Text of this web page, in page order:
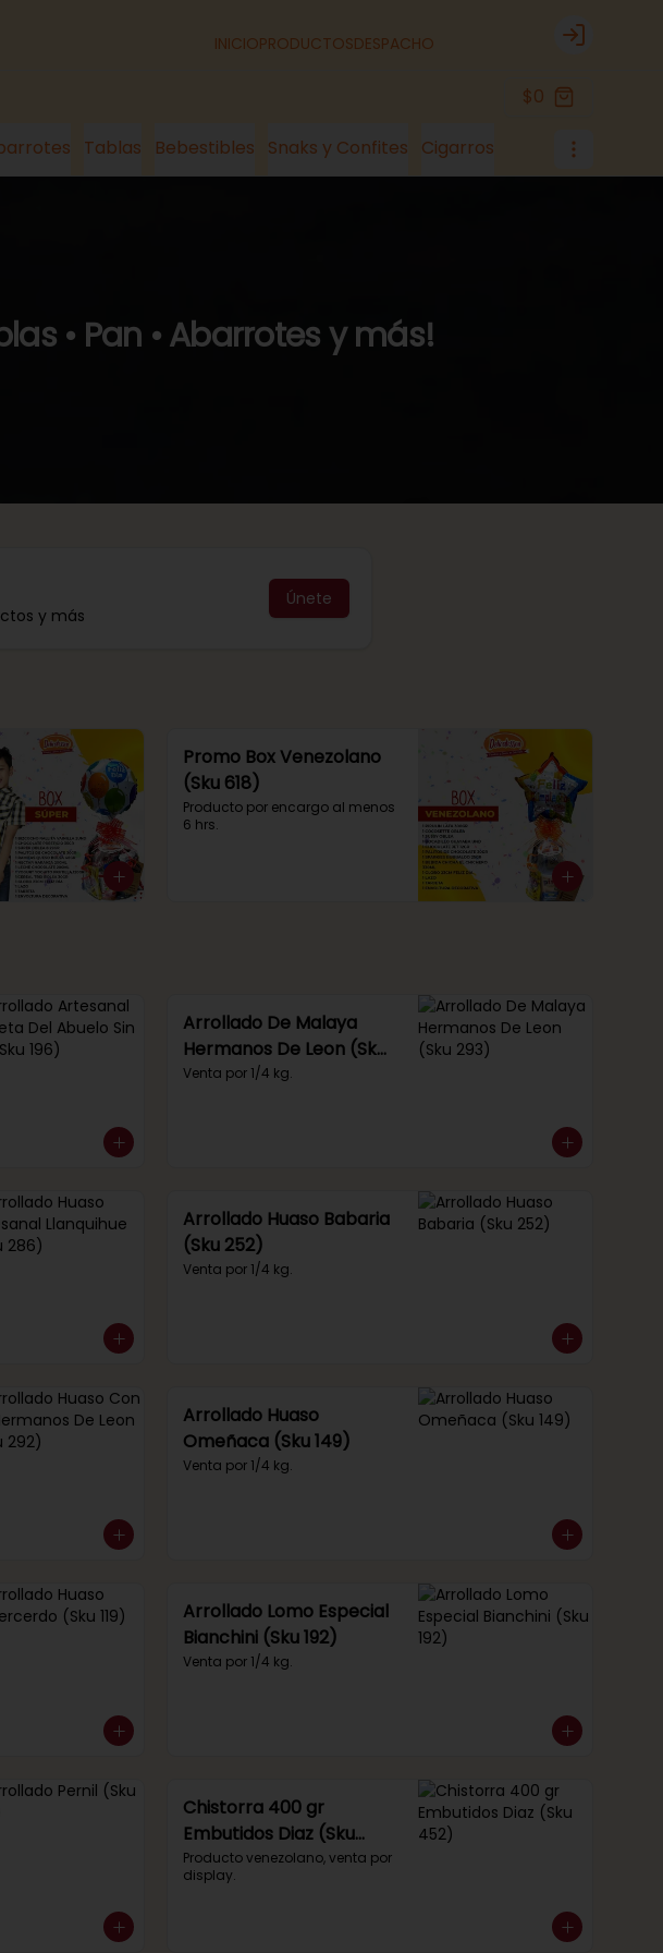
INICIOPRODUCTOSDESPACHO Login
$0
Tablas Bebestibles Snaks y Confites Cigarros
• Pan • Abarrotes y más!
y más
Únete
Promo Box Venezolano
(Sku 618)
Producto por encargo al menos
6 hrs.
Arrollado De Malaya
Hermanos De Leon (Sku
293)
Venta por 1/4 kg.
Arrollado Huaso Babaria
(Sku 252)
Venta por 1/4 kg.
Arrollado Huaso
Omeñaca (Sku 149)
Venta por 1/4 kg.
Arrollado Lomo Especial
Bianchini (Sku 192)
Venta por 1/4 kg.
Chistorra 400 gr
Embutidos Diaz (Sku
452)
Producto venezolano, venta por
display.